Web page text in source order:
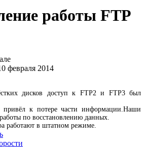
работы FTP
февраля 2014
дисков доступ к FTP2 и FTP3 был
привёл к потере части информации.Наши
по восстановлению данных.
работают в штатном режиме.